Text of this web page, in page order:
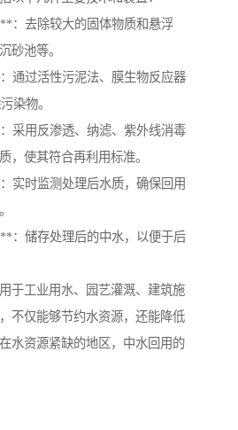
：去除较大的固体物质和悬浮
砂池等。
通过活性污泥法、膜生物反应器
染物。
采用反渗透、纳滤、紫外线消毒
，使其符合再利用标准。
实时监测处理后水质，确保回用
：储存处理后的中水，以便于后
于工业用水、园艺灌溉、建筑施
不仅能够节约水资源，还能降低
水资源紧缺的地区，中水回用的